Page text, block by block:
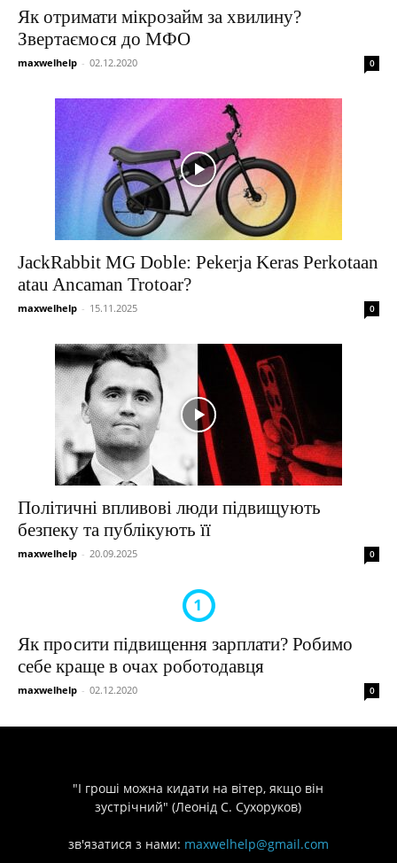
Як отримати мікрозайм за хвилину?
Звертаємося до МФО
maxwelhelp - 02.12.2020 0
JackRabbit MG Doble: Pekerja Keras Perkotaan
atau Ancaman Trotoar?
maxwelhelp - 15.11.2025 0
Політичні впливові люди підвищують
безпеку та публікують її
maxwelhelp - 20.09.2025 0
Як просити підвищення зарплати? Робимо
себе краще в очах роботодавця
maxwelhelp - 02.12.2020 0
"І гроші можна кидати на вітер, якщо він
зустрічний" (Леонід С. Сухоруков)
зв'язатися з нами: maxwelhelp@gmail.com